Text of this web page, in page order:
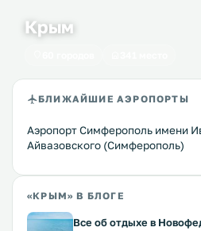
Крым
БЛИЖАЙШИЕ АЭРОПОРТЫ
Аэропорт Симферополь имени
Айвазовского (Симферополь)
«КРЫМ» В БЛОГЕ
Все об отдыхе в